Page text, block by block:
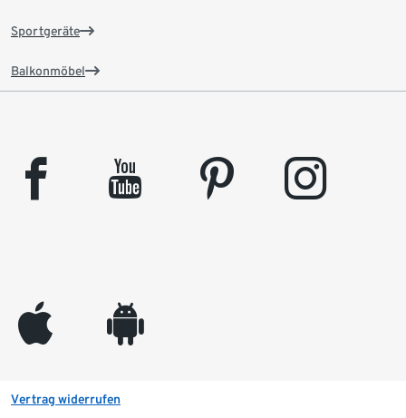
Sportgeräte
Balkonmöbel
facebook youtube pinterest instagram
appleinc android
Vertrag widerrufen